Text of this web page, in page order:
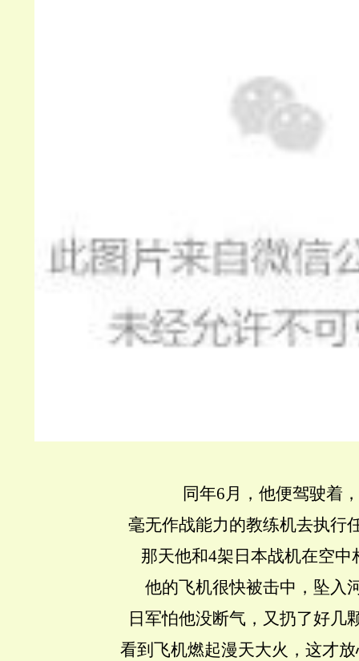
同年6月，他便驾驶着，
毫无作战能力的教练机去执行
那天他和4架日本战机在空中
他的飞机很快被击中，坠入
日军怕他没断气，又扔了好几
看到飞机燃起漫天大火，这才